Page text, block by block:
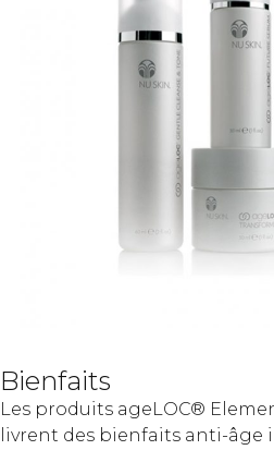
Bienfaits
Les produits ageLOC®
livrent des bienfaits anti-âge